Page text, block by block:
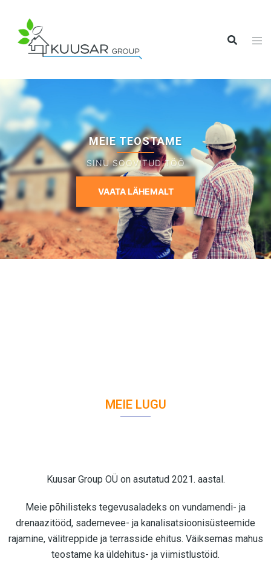
MEIE TEOSTAME
SINU SOOVITUD TÖÖ
VAATA LÄHEMALT
MEIE LUGU
Kuusar Group OÜ on asutatud 2021. aastal.
Meie põhilisteks tegevusaladeks on vundamendi- ja
drenaazitööd, sademevee- ja kanalisatsioonisüsteemide
rajamine, välitreppide ja terrasside ehitus. Väiksemas mahus
teostame ka üldehitus- ja viimistlustöid.